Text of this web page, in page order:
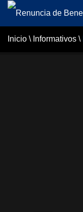
Inicio \ Informativos \